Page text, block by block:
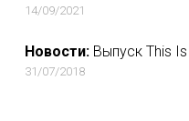
14/09/2021
Новости:Выпуск This Is
31/07/2018